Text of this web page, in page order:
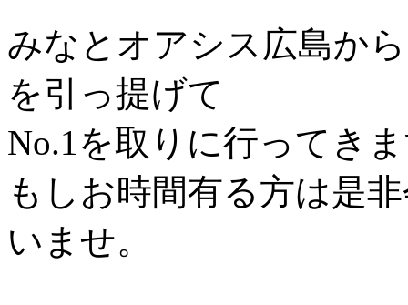
みなとオアシス広島か
を引っ提げて
No.1を取りに行ってき
もしお時間有る方は是
いませ。